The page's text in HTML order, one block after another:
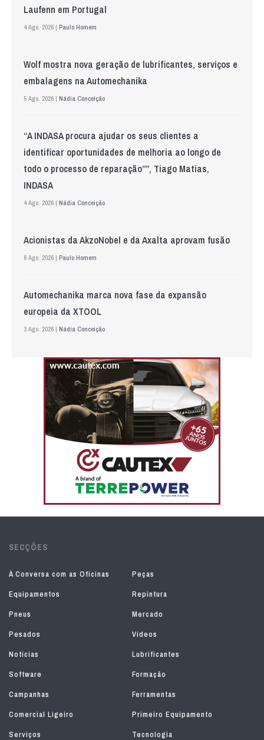
Laufenn em Portugal
4 Ago. 2026 | Paulo Homem
Wolf mostra nova geração de lubrificantes, serviços e
embalagens na Automechanika
5 Ago. 2026 | Nádia Conceição
“A INDASA procura ajudar os seus clientes a
identificar oportunidades de melhoria ao longo de
todo o processo de reparação””, Tiago Matias,
INDASA
4 Ago. 2026 | Nádia Conceição
Acionistas da AkzoNobel e da Axalta aprovam fusão
6 Ago. 2026 | Paulo Homem
Automechanika marca nova fase da expansão
europeia da XTOOL
3 Ago. 2026 | Nádia Conceição
SECÇÕES
À Conversa com as Oficinas
Peças
Equipamentos
Repintura
Pneus
Mercado
Pesados
Vídeos
Notícias
Lubrificantes
Software
Formação
Campanhas
Ferramentas
Comercial Ligeiro
Primeiro Equipamento
Serviços
Tecnologia